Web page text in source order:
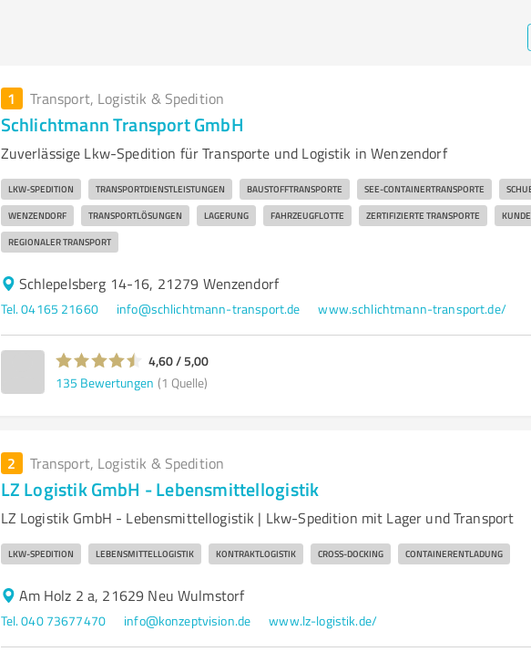
1 Transport, Logistik & Spedition
Schlichtmann Transport GmbH
Zuverlässige Lkw-Spedition für Transporte und Logistik in Wenzendorf
LKW-SPEDITION TRANSPORTDIENSTLEISTUNGEN BAUSTOFFTRANSPORTE SEE-CONTAINERTRANSPORTE
WENZENDORF TRANSPORTLÖSUNGEN LAGERUNG FAHRZEUGFLOTTE ZERTIFIZIERTE TRANSPORTE
REGIONALER TRANSPORT
Schlepelsberg 14-16, 21279 Wenzendorf
Tel. 04165 21660 info@schlichtmann-transport.de www.schlichtmann-transport.de/
4,60 / 5,00
135 Bewertungen (1 Quelle)
2 Transport, Logistik & Spedition
LZ Logistik GmbH - Lebensmittellogistik
LZ Logistik GmbH - Lebensmittellogistik | Lkw-Spedition mit Lager und Transport
LKW-SPEDITION LEBENSMITTELLOGISTIK KONTRAKTLOGISTIK CROSS-DOCKING CONTAINERENTLADUNG
Am Holz 2 a, 21629 Neu Wulmstorf
Tel. 040 73677470 info@konzeptvision.de www.lz-logistik.de/